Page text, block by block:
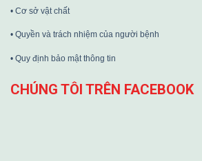
• Cơ sở vật chất
• Quyền và trách nhiệm của người bệnh
• Quy định bảo mật thông tin
CHÚNG TÔI TRÊN FACEBOOK